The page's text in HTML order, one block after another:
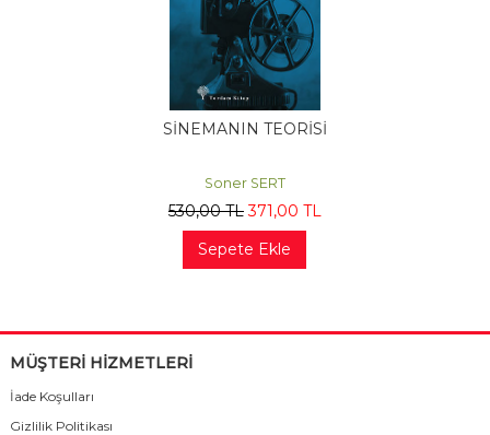
SİNEMANIN TEORİSİ
Soner SERT
530,00TL 371,00 TL
Sepete Ekle
MÜŞTERİ HİZMETLERİ
İade Koşulları
Gizlilik Politikası